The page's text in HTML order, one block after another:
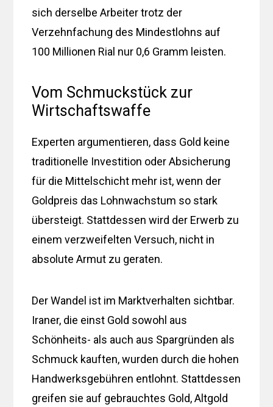
sich derselbe Arbeiter trotz der
Verzehnfachung des Mindestlohns auf
100 Millionen Rial nur 0,6 Gramm leisten.
Vom Schmuckstück zur
Wirtschaftswaffe
Experten argumentieren, dass Gold keine
traditionelle Investition oder Absicherung
für die Mittelschicht mehr ist, wenn der
Goldpreis das Lohnwachstum so stark
übersteigt. Stattdessen wird der Erwerb zu
einem verzweifelten Versuch, nicht in
absolute Armut zu geraten.
Der Wandel ist im Marktverhalten sichtbar.
Iraner, die einst Gold sowohl aus
Schönheits- als auch aus Spargründen als
Schmuck kauften, wurden durch die hohen
Handwerksgebühren entlohnt. Stattdessen
greifen sie auf gebrauchtes Gold, Altgold